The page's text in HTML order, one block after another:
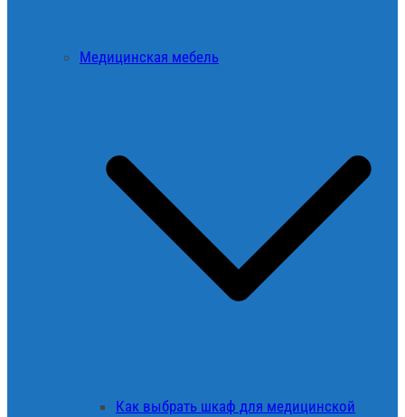
Медицинская мебель
Как выбрать шкаф для медицинской